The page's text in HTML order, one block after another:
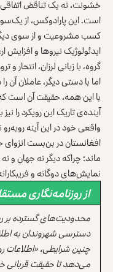
خشونت، نه یک تناقض
است. این پارادوکس، از
کسب مشروعیت و از سوی
ایدئولوژیک نیروها و
گروه، با زبانی لرزان، انتحار
اما با دستی دیگر، عاملان آن
با این همه، حقیقت آن است
آینده‌ی تاریک این رویکرد را
واقعی خود در این آینه
افغانستان در بن‌بست انزوای
ماند؛ چراکه دیگر نه جهان و
نمایش‌های دوگانه و
از روزنامه‌نگاری
محدودیت‌های گسترده بر
دسترسی شهروندان به
چنین شرایطی، «اطلاعات
می‌دهد تا حقیقت